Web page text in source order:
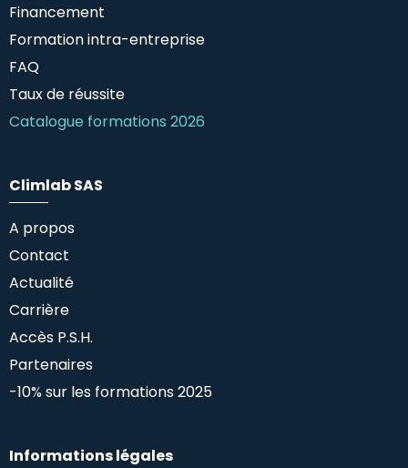
Financement
Formation intra-entreprise
FAQ
Taux de réussite
Catalogue formations 2026
Climlab SAS
A propos
Contact
Actualité
Carrière
Accès P.S.H.
Partenaires
-10% sur les formations 2025
Informations légales